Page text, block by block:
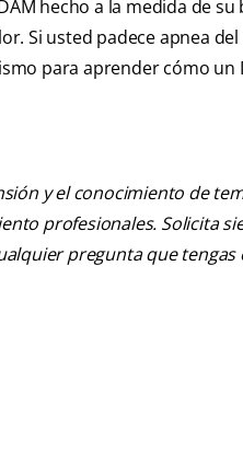
hecho a la medida de
Si usted padece apnea
para aprender cómo
y el conocimiento de
profesionales. Solicita
pregunta que